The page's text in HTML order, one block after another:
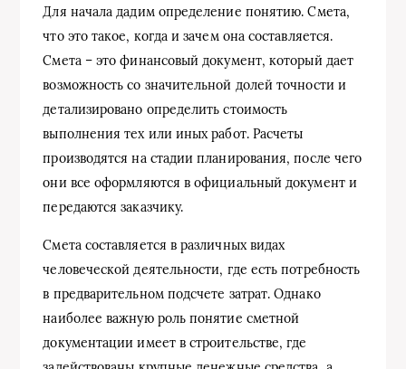
Для начала дадим определение понятию. Смета,
что это такое, когда и зачем она составляется.
Смета – это финансовый документ, который дает
возможность со значительной долей точности и
детализировано определить стоимость
выполнения тех или иных работ. Расчеты
производятся на стадии планирования, после чего
они все оформляются в официальный документ и
передаются заказчику.
Смета составляется в различных видах
человеческой деятельности, где есть потребность
в предварительном подсчете затрат. Однако
наиболее важную роль понятие сметной
документации имеет в строительстве, где